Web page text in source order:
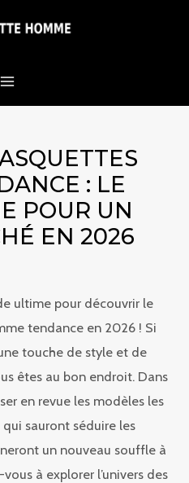
: LE
POUR UN
EN 2026
ultime pour découvrir le
tendance en 2026 ! Si
touche de style et de
êtes au bon endroit. Dans
en revue les modèles les
sauront séduire les
un nouveau souffle à
à explorer l’univers des